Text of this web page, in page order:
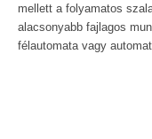
mellett a folyamatos
alacsonyabb fajlagos
félautomata vagy